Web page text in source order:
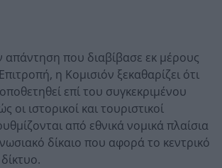
που διαβίβασε εκ μέρους
, η Κομισιόν ξεκαθαρίζει ότι
επί του συγκεκριμένου
οι ιστορικοί και τουριστικοί
από εθνικά νομικά πλαίσια
δίκαιο που αφορά το κεντρικό